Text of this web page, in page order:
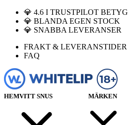
💎 4.6 I TRUSTPILOT BETYG
💎 BLANDA EGEN STOCK
💎 SNABBA LEVERANSER
FRAKT & LEVERANSTIDER
FAQ
HEMVITT SNUS MÄRKEN